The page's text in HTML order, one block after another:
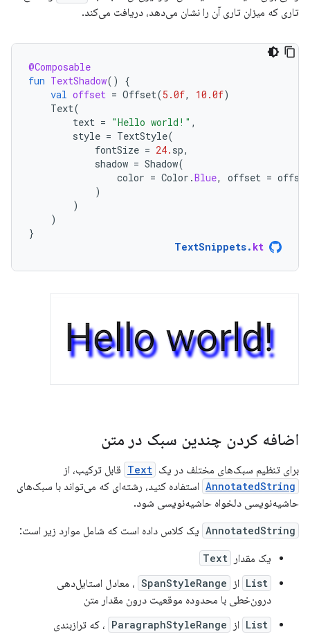
تاری که میزان تاری آن را نشان می‌دهد، دریافت می‌کند.
@Composable
fun TextShadow()
{
val offset = Offset(5.0f, 10.0f)
Text(
text = "Hello world!" ,
style = TextStyle(
fontSize = 24. sp,
shadow = Shadow(
color = Color .Blue, offset = offset
)
)
)
}
TextSnippets. kt
اضافه کردن چندین سبک در متن
برای تنظیم سبک‌های مختلف در یک Text قابل ترکیب، از
AnnotatedString استفاده کنید، رشته‌ای که می‌تواند با سبک‌های
حاشیه‌نویسی دلخواه حاشیه‌نویسی شود.
AnnotatedString یک کلاس داده است که شامل موارد زیر است:
یک مقدار
Text
List از SpanStyleRange ، معادل استایل‌دهی
درون‌خطی با محدوده موقعیت درون مقدار متن
List از ParagraphStyleRange ، که ترازبندی